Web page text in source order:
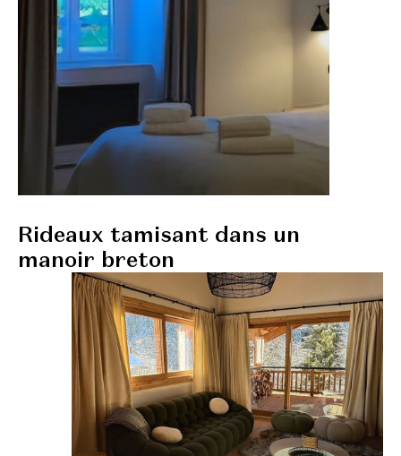
Rideaux tamisant dans un
manoir breton